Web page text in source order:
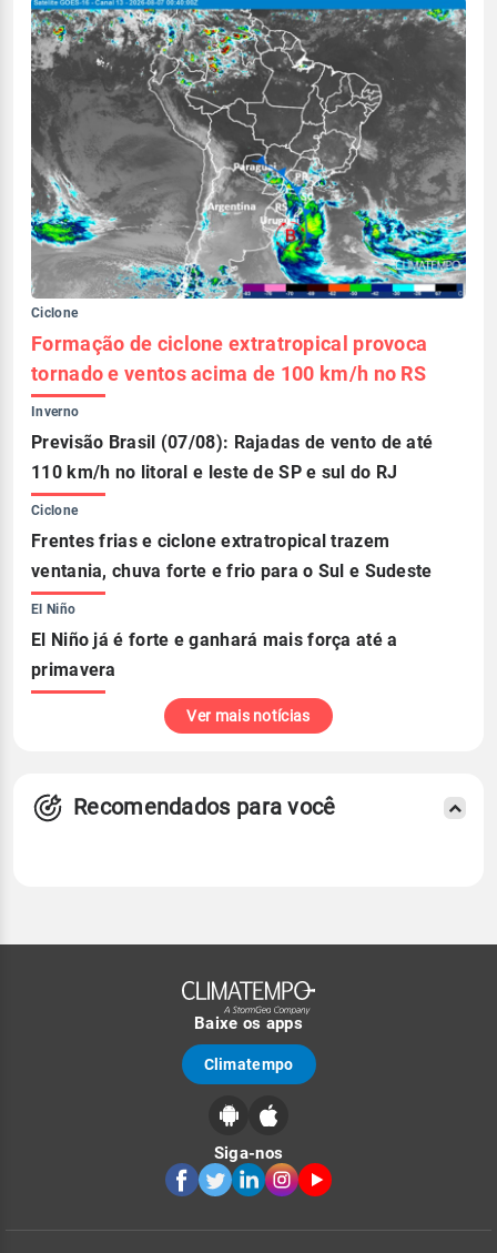
Ciclone
Formação de ciclone extratropical provoca
tornado e ventos acima de 100 km/h no RS
Inverno
Previsão Brasil (07/08): Rajadas de vento de até
110 km/h no litoral e leste de SP e sul do RJ
Ciclone
Frentes frias e ciclone extratropical trazem
ventania, chuva forte e frio para o Sul e Sudeste
El Niño
El Niño já é forte e ganhará mais força até a
primavera
Ver mais notícias
Recomendados para você
Baixe os apps
Climatempo
Siga-nos